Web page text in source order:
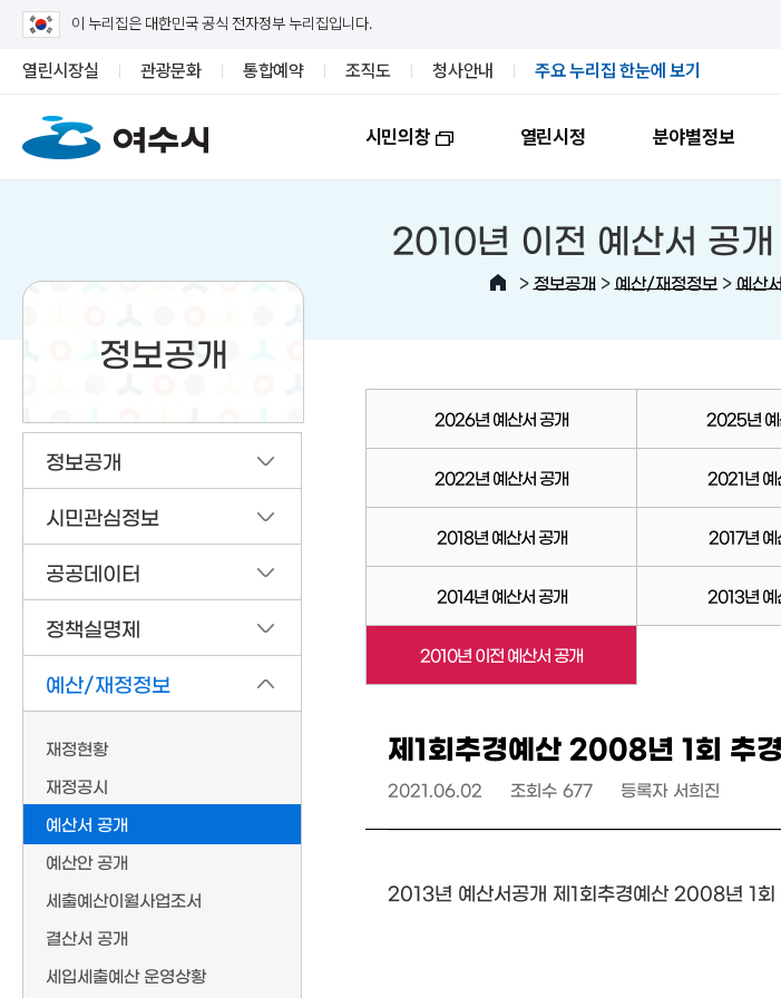
이 누리집은 대한민국 공식 전자정부 누리집입니다.
열린시장실 관광문화 통합예약 조직도 청사안내 주요 누리집 한눈에 보기
시민의창 열린시정 분야별정보
정보공개
정보공개
시민관심정보
공공데이터
정책실명제
예산/재정정보
재정현황
재정공시
예산서 공개
예산안 공개
세출예산이월사업조서
결산서 공개
세입세출예산 운영상황
2010년 이전 예산서 공
> 정보공개> 예산/재정정보 > 예산
2026년 예산서 공개 2025년 예
2022년 예산서 공개 2021년 예
2018년 예산서 공개 2017년 예
2014년 예산서 공개 2013년 예
2010년 이전 예산서 공개
제1회추경예산 2008년 1회 추
2021.06.02 조회수 677 등록자 서희진
2013년 예산서공개 제1회추경예산 2008년 1회